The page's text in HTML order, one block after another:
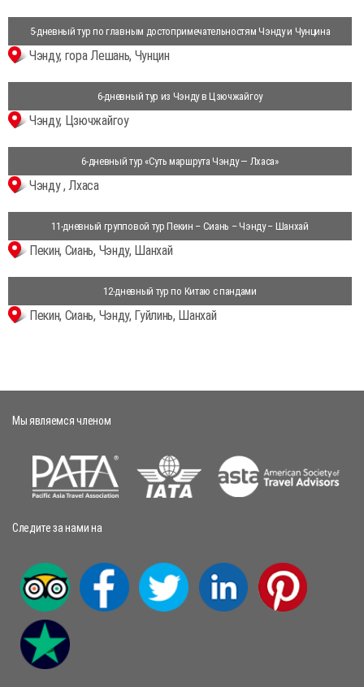
5-дневный тур по главным достопримечательностям Чэнду и Чунцина
Чэнду, гора Лешань, Чунцин
6-дневный тур из Чэнду в Цзючжайгоу
Чэнду, Цзючжайгоу
6-дневный тур «Суть маршрута Чэнду — Лхаса»
Чэнду , Лхаса
11-дневный групповой тур Пекин – Сиань – Чэнду – Шанхай
Пекин, Сиань, Чэнду, Шанхай
12-дневный тур по Китаю с пандами
Пекин, Сиань, Чэнду, Гуйлинь, Шанхай
Мы являемся членом
Следите за нами на